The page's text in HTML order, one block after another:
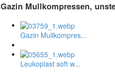
Gazin Mullkompressen,
Gazin Mullkompres...
Leukoplast soft w...